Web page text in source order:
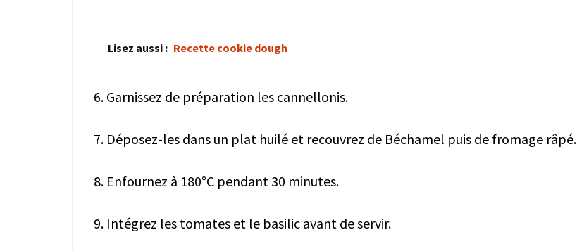
Lisez aussi : Recette cookie dough
6. Garnissez de préparation les cannellonis.
7. Déposez-les dans un plat huilé et recouvrez de Béchamel puis de fromage râpé.
8. Enfournez à 180°C pendant 30 minutes.
9. Intégrez les tomates et le basilic avant de servir.